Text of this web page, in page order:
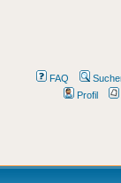
FAQ
Profil